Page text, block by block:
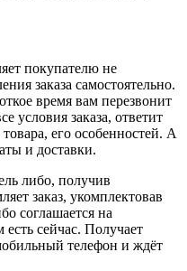
покупателю не
заказа самостоятельно.
время вам перезвонит
условия заказа, ответит
его особенностей. А
и доставки.
либо, получив
заказ, укомплектовав
соглашается на
сейчас. Получает
телефон и ждёт